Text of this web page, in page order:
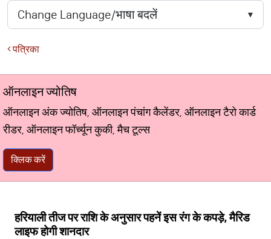
पत्रिका
ऑनलाइन ज्योतिष
ऑनलाइन अंक ज्योतिष, ऑनलाइन पंचांग कैलेंडर, ऑनलाइन टैरो कार्ड
रीडर, ऑनलाइन फॉर्च्यून कुकी, मैच टूल्स
क्लिक करें
हरियाली तीज पर राशि के अनुसार पहनें इस रंग के कपड़े, मैरिड
लाइफ होगी शानदार